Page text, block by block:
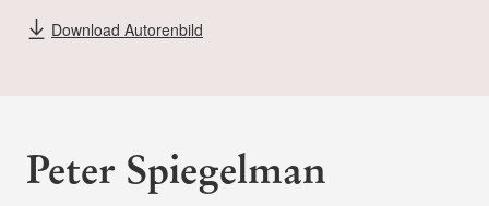
Download Autorenbild
Peter Spiegelman